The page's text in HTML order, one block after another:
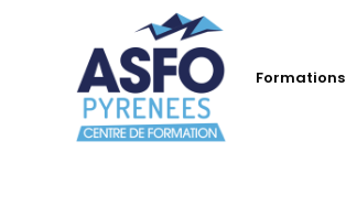
Formations